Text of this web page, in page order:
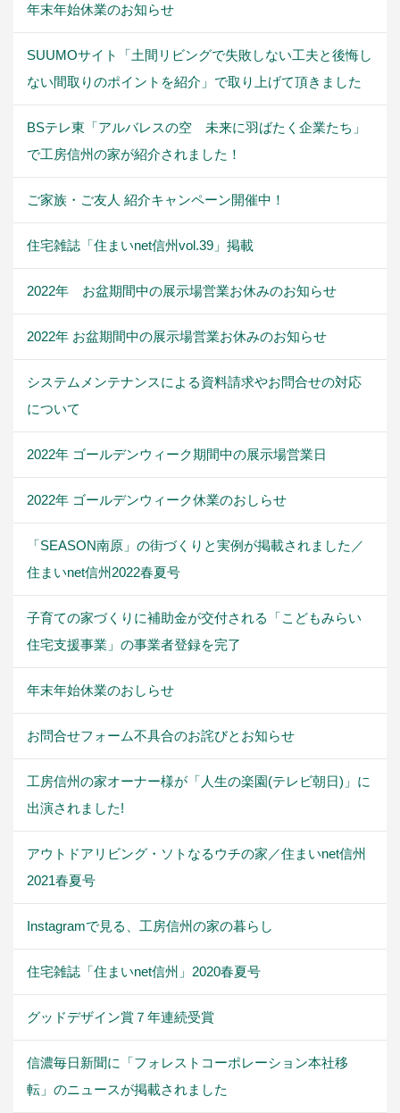
年末年始休業のお知らせ
SUUMOサイト「土間リビングで失敗しない工夫と後悔し
ない間取りのポイントを紹介」で取り上げて頂きました
BSテレ東「アルバレスの空 未来に羽ばたく企業たち」
で工房信州の家が紹介されました！
ご家族・ご友人 紹介キャンペーン開催中！
住宅雑誌「住まいnet信州vol.39」掲載
2022年 お盆期間中の展示場営業お休みのお知らせ
2022年 お盆期間中の展示場営業お休みのお知らせ
システムメンテナンスによる資料請求やお問合せの対応
について
2022年 ゴールデンウィーク期間中の展示場営業日
2022年 ゴールデンウィーク休業のおしらせ
「SEASON南原」の街づくりと実例が掲載されました／
住まいnet信州2022春夏号
子育ての家づくりに補助金が交付される「こどもみらい
住宅支援事業」の事業者登録を完了
年末年始休業のおしらせ
お問合せフォーム不具合のお詫びとお知らせ
工房信州の家オーナー様が「人生の楽園(テレビ朝日)」に
出演されました!
アウトドアリビング・ソトなるウチの家／住まいnet信州
2021春夏号
Instagramで見る、工房信州の家の暮らし
住宅雑誌「住まいnet信州」2020春夏号
グッドデザイン賞７年連続受賞
信濃毎日新聞に「フォレストコーポレーション本社移
転」のニュースが掲載されました